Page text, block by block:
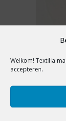
Welkom! Textilia
accepteren.